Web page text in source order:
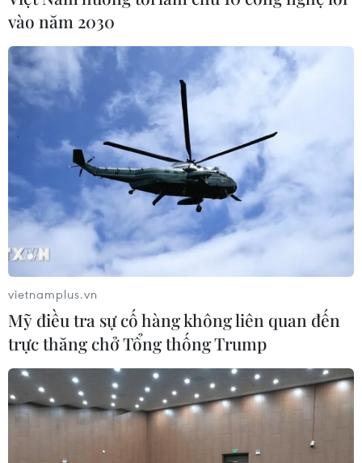
vào năm 2030
vietnamplus.vn
Mỹ điều tra sự cố hàng không liên quan đến
trực thăng chở Tổng thống Trump